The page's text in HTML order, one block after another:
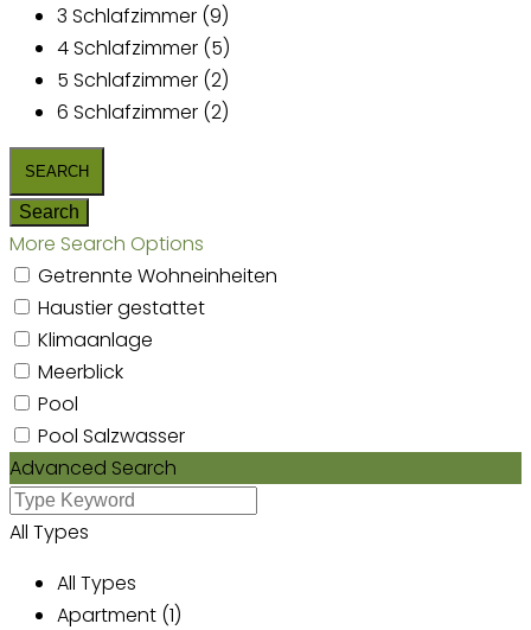
3 Schlafzimmer (9)
4 Schlafzimmer (5)
5 Schlafzimmer (2)
6 Schlafzimmer (2)
More Search Options
Getrennte Wohneinheiten
Haustier gestattet
Klimaanlage
Meerblick
Pool
Pool Salzwasser
Advanced Search
All Types
All Types
Apartment (1)